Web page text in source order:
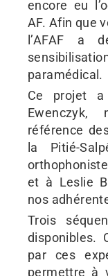
encore eu
AF. Afin que
l’AFAF a
paramédical.
Ce projet
référence
la Pitié-
et à Leslie
nos
Trois
disponibles.
par ces
permettre à